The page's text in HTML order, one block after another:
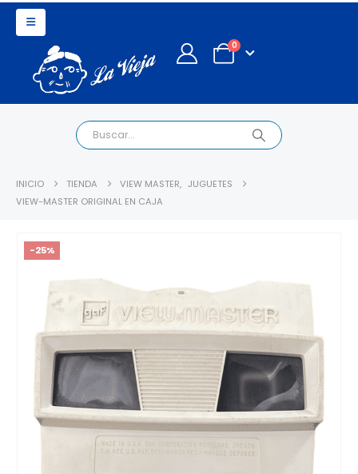
0
INICIO TIENDA VIEW MASTER, JUGUETES
VIEW-MASTER ORIGINAL EN CAJA
-25%